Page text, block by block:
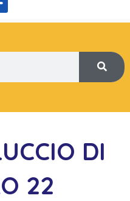
DI
22